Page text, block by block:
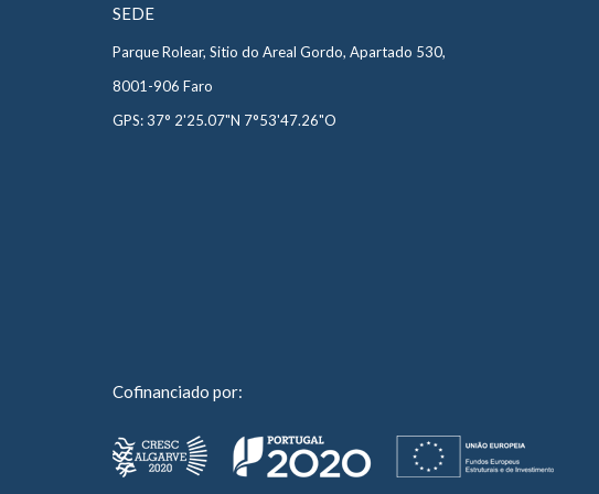
SEDE
Parque Rolear, Sitio do Areal Gordo, Apartado 530,
8001-906 Faro
GPS: 37° 2'25.07"N 7°53'47.26"O
Cofinanciado por: